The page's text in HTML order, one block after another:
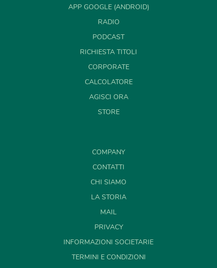
APP GOOGLE (ANDROID)
RADIO
PODCAST
RICHIESTA TITOLI
CORPORATE
CALCOLATORE
AGISCI ORA
STORE
COMPANY
CONTATTI
CHI SIAMO
LA STORIA
MAIL
PRIVACY
INFORMAZIONI SOCIETARIE
TERMINI E CONDIZIONI